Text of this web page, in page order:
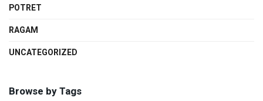
POTRET
RAGAM
UNCATEGORIZED
Browse by Tags